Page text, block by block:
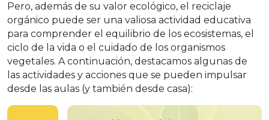
Pero, además de su valor ecológico, el reciclaje
orgánico puede ser una valiosa actividad educativa
para comprender el equilibrio de los ecosistemas, el
ciclo de la vida o el cuidado de los organismos
vegetales. A continuación, destacamos algunas de
las actividades y acciones que se pueden impulsar
desde las aulas (y también desde casa):